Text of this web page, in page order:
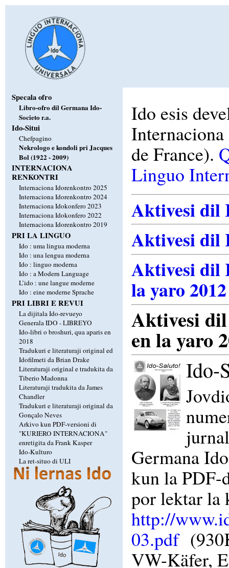
Specala ofro
Libro-ofro dil Germana Ido-
Societo r.a.
Ido-Situi
Chefpagino
Nekrologo e kondoli pri Jacques
Bol (1922 - 2009)
INTERNACIONA
RENKONTRI
Internaciona Idorenkontro 2025
Internaciona Idorenkontro 2024
Internaciona Idokonfero 2023
Internaciona Idokonfero 2022
Internaciona Idorenkontro 2019
PRI LA LINGUO
Ido : uma lingua moderna
Ido : una lengua moderna
Ido : linguo moderna
Ido : a Modern Language
L’ido : une langue moderne
Ido : eine moderne Sprache
PRI LIBRI E REVUI
La dijitala Ido-revueyo
Generala IDO - LIBREYO
Ido-libri o broshuri, qua aparis en
2018
Tradukuri e literaturaji original ed
Idofilmeti da Brian Drake
Literaturaji original e tradukita da
Tiberio Madonna
Literaturaji tradukita da James
Chandler
Tradukuri e literaturaji original da
Gonçalo Neves
Arkivo kun PDF-versioni di
"KURIERO INTERNACIONA"
enretigita da Frank Kasper
Ido-Kulturo
La ret-situo di ULI
Ido esis
de France).
Linguo
Aktivesi dil
Aktivesi dil
Aktivesi dil
la yaro 2012
Aktivesi
en la yaro
Ido-
Germana
kun la PDF-
por lektar la
http://
03.pdf
VW-Käfer,